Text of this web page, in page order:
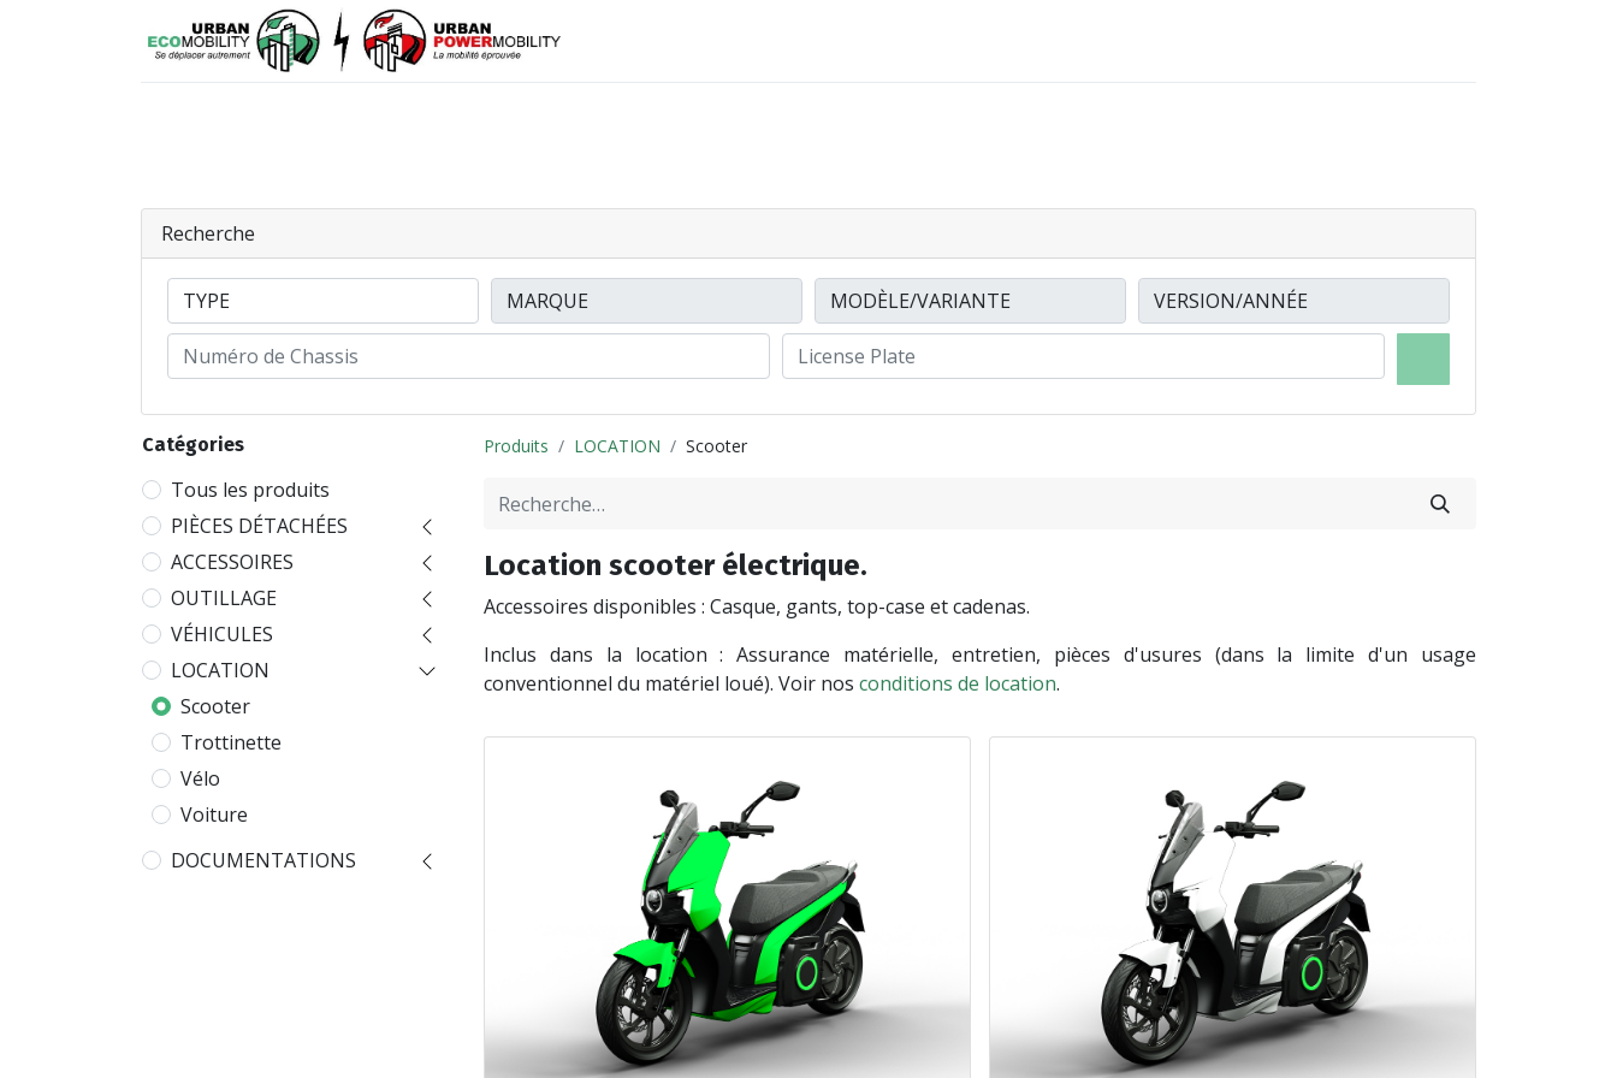
Recherche
Catégories
Tous les produits
PIÈCES DÉTACHÉES
ACCESSOIRES
OUTILLAGE
VÉHICULES
LOCATION
Scooter
Trottinette
Vélo
Voiture
DOCUMENTATIONS
Produits LOCATION Scooter
Location scooter électrique.
Accessoires disponibles : Casque, gants, top-case et cadenas.
Inclus dans la location : Assurance matérielle, entretien, pièces d'usures (dans la limite d'un usage
conventionnel du matériel loué). Voir nos conditions de location.